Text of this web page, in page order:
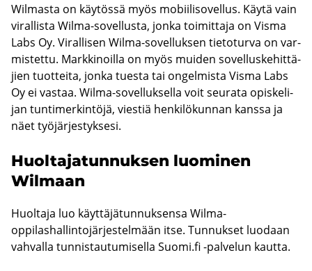
Wilmasta on käy­tös­sä myös mo­bii­li­so­vel­lus. Käytä vain
vi­ral­lis­ta Wilma-​sovellusta, jonka toi­mit­ta­ja on Visma
Labs Oy. Vi­ral­li­sen Wilma-​sovelluksen tie­to­tur­va on var­
mis­tet­tu. Mark­ki­noil­la on myös mui­den so­vel­lus­ke­hit­tä­
jien tuot­tei­ta, jonka tues­ta tai on­gel­mis­ta Visma Labs
Oy ei vas­taa. Wilma-​sovelluksella voit seu­ra­ta opis­ke­li­
jan tun­ti­mer­kin­tö­jä, vies­tiä hen­ki­lö­kun­nan kans­sa ja
näet työ­jär­jes­tyk­se­si.
Huol­ta­ja­tun­nuk­sen luo­mi­nen
Wilmaan
Huol­ta­ja luo käyt­tä­jä­tun­nuk­sen­sa Wilma-​
oppilashallintojärjestelmään itse. Tun­nuk­set luo­daan
vah­val­la tun­nis­tau­tu­mi­sel­la Suomi.fi -​palvelun kaut­ta.